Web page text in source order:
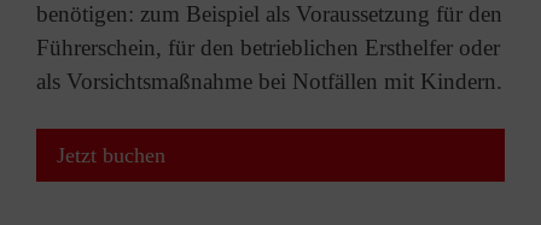
benötigen: zum Beispiel als Voraussetzung für den
Führerschein, für den betrieblichen Ersthelfer oder
als Vorsichtsmaßnahme bei Notfällen mit Kindern.
Jetzt buchen